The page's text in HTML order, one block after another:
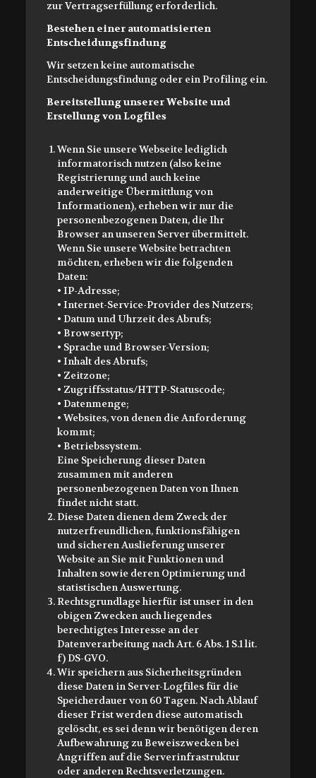
zur Vertragserfüllung erforderlich.
Bestehen einer automatisierten
Entscheidungsfindung
Wir setzen keine automatische
Entscheidungsfindung oder ein Profiling ein.
Bereitstellung unserer Website und
Erstellung von Logfiles
Wenn Sie unsere Webseite lediglich
informatorisch nutzen (also keine
Registrierung und auch keine
anderweitige Übermittlung von
Informationen), erheben wir nur die
personenbezogenen Daten, die Ihr
Browser an unseren Server übermittelt.
Wenn Sie unsere Website betrachten
möchten, erheben wir die folgenden
Daten:
• IP-Adresse;
• Internet-Service-Provider des Nutzers;
• Datum und Uhrzeit des Abrufs;
• Browsertyp;
• Sprache und Browser-Version;
• Inhalt des Abrufs;
• Zeitzone;
• Zugriffsstatus/HTTP-Statuscode;
• Datenmenge;
• Websites, von denen die Anforderung
kommt;
• Betriebssystem.
Eine Speicherung dieser Daten
zusammen mit anderen
personenbezogenen Daten von Ihnen
findet nicht statt.
Diese Daten dienen dem Zweck der
nutzerfreundlichen, funktionsfähigen
und sicheren Auslieferung unserer
Website an Sie mit Funktionen und
Inhalten sowie deren Optimierung und
statistischen Auswertung.
Rechtsgrundlage hierfür ist unser in den
obigen Zwecken auch liegendes
berechtigtes Interesse an der
Datenverarbeitung nach Art. 6 Abs. 1 S.1 lit.
f) DS-GVO.
Wir speichern aus Sicherheitsgründen
diese Daten in Server-Logfiles für die
Speicherdauer von 60 Tagen. Nach Ablauf
dieser Frist werden diese automatisch
gelöscht, es sei denn wir benötigen deren
Aufbewahrung zu Beweiszwecken bei
Angriffen auf die Serverinfrastruktur
oder anderen Rechtsverletzungen.